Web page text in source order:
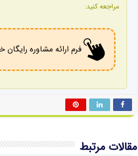
مراجعه کنید:
فرم ارائه مشاوره
مقالات مرتبط